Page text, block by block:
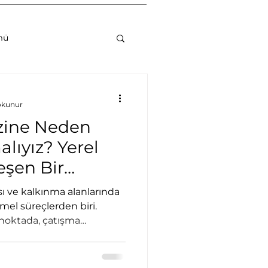
Danışmanlık
Neden
Yerel
Bir
ve kalkınma alanlarında
süreçlerden biri.
çatışma
deneyimleri, bu analiz